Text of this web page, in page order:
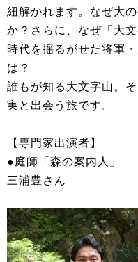
紐解かれます。なぜ大
か？さらに、なぜ「大
時代を揺るがせた将軍
は？
誰もが知る大文字山。
実と出会う旅です。
【専門家出演者】
●庭師「森の案内人」
三浦豊さん